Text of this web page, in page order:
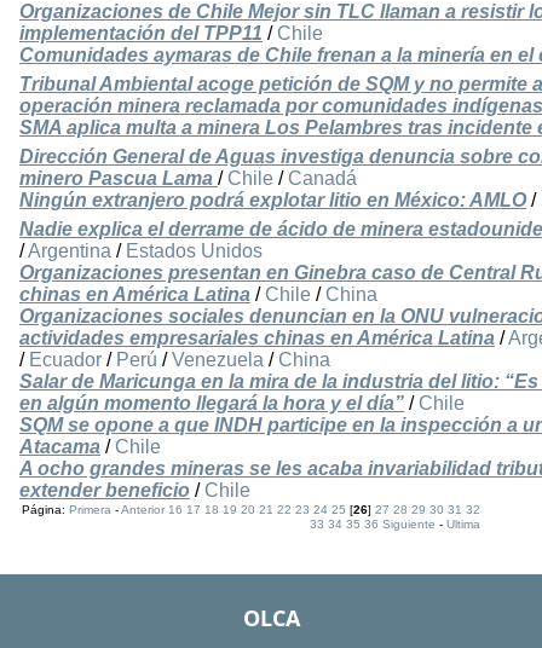
Organizaciones de Chile Mejor sin TLC llaman a resistir
implementación del TPP11 / Chile
Comunidades aymaras de Chile frenan a la minería en
Tribunal Ambiental acoge petición de SQM y no permite
operación minera reclamada por comunidades indígenas
SMA aplica multa a minera Los Pelambres tras incidente
Dirección General de Aguas investiga denuncia sobre
minero Pascua Lama / Chile / Canadá
Ningún extranjero podrá explotar litio en México: AMLO /
Nadie explica el derrame de ácido de minera
/Argentina / Estados Unidos
Organizaciones presentan en Ginebra caso de Central
chinas en América Latina / Chile / China
Organizaciones sociales denuncian en la ONU
actividades empresariales chinas en América Latina /
/ Ecuador / Perú /Venezuela / China
Salar de Maricunga en la mira de la industria del litio:
en algún momento llegará la hora y el día” / Chile
SQM se opone a que INDH participe en la inspección a
Atacama / Chile
A ocho grandes mineras se les acaba invariabilidad
extender beneficio / Chile
Página:Primera -Anterior 16 17 18 19 20 21 22 23 24 25 [26]27 28 29 30 31 32
33 34 35 36 Siguiente -Ultima
OLCA